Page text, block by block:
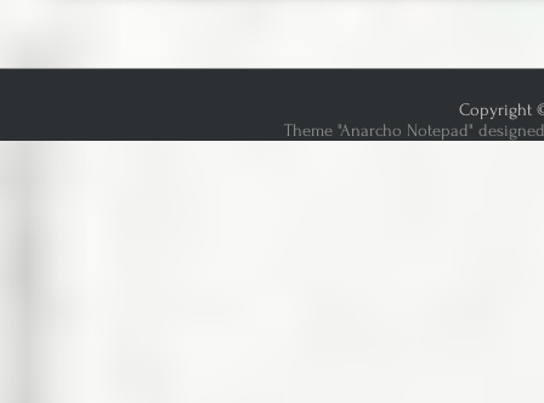
Copyright
Theme "Anarcho Notepad"